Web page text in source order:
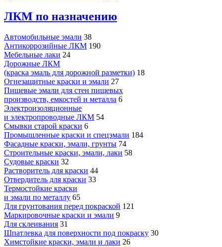
ЛКМ по назначению
Автомобильные эмали 38
Антикоррозийные ЛКМ 190
Мебельные лаки 24
Дорожные ЛКМ
(краска эмаль для дорожной разметки) 18
Огнезащитные краски и эмали 27
Пищевые эмали для стен пищевых
производств, емкостей и металла 6
Электроизоляционные
и электропроводные ЛКМ 54
Смывки старой краски 6
Промышленные краски и спецэмали 184
Фасадные краски, эмали, грунты 74
Строительные краски, эмали, лаки 58
Судовые краски 32
Растворитель для краски 44
Отвердитель для краски 33
Термостойкие краски
и эмали по металлу 65
Для грунтования перед покраской 121
Маркировочные краски и эмали 9
Для склеивания 31
Шпатлевка для поверхности под покраску 30
Химстойкие краски, эмали и лаки 26